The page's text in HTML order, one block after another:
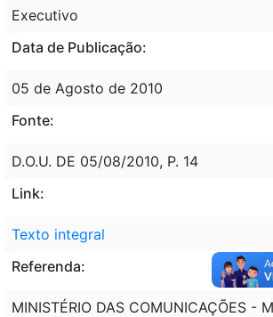
Executivo
Data de Publicação:
05 de Agosto de 2010
Fonte:
D.O.U. DE 05/08/2010, P. 14
Link:
Texto integral
Referenda:
MINISTÉRIO DAS COMUNICAÇÕES -